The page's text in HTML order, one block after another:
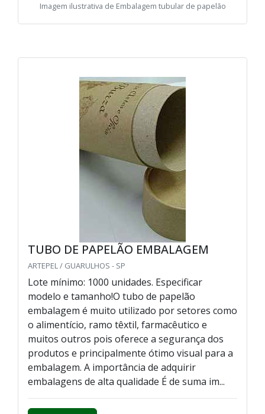
Imagem ilustrativa de Embalagem tubular de papelão
TUBO DE PAPELÃO EMBALAGEM
ARTEPEL / GUARULHOS - SP
Lote mínimo: 1000 unidades. Especificar
modelo e tamanho!O tubo de papelão
embalagem é muito utilizado por setores como
o alimentício, ramo têxtil, farmacêutico e
muitos outros pois oferece a segurança dos
produtos e principalmente ótimo visual para a
embalagem. A importância de adquirir
embalagens de alta qualidade É de suma im...